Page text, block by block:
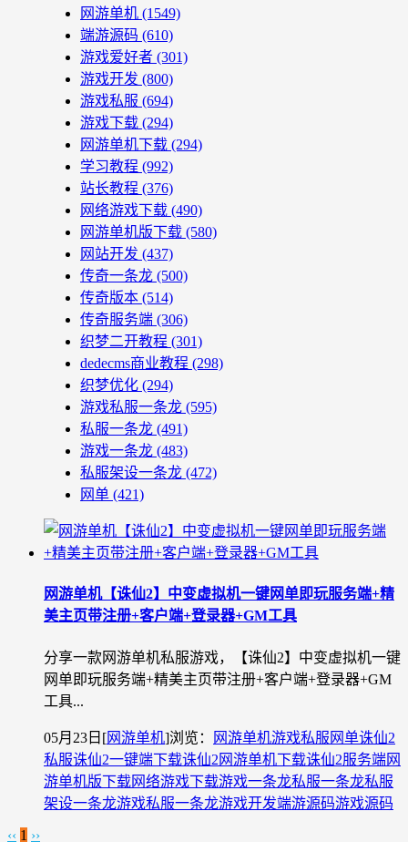
网游单机 (1549)
端游源码 (610)
游戏爱好者 (301)
游戏开发 (800)
游戏私服 (694)
游戏下载 (294)
网游单机下载 (294)
学习教程 (992)
站长教程 (376)
网络游戏下载 (490)
网游单机版下载 (580)
网站开发 (437)
传奇一条龙 (500)
传奇版本 (514)
传奇服务端 (306)
织梦二开教程 (301)
dedecms商业教程 (298)
织梦优化 (294)
游戏私服一条龙 (595)
私服一条龙 (491)
游戏一条龙 (483)
私服架设一条龙 (472)
网单 (421)
网游单机【诛仙2】中变虚拟机一键网单即玩服务端+精
美主页带注册+客户端+登录器+GM工具
分享一款网游单机私服游戏，【诛仙2】中变虚拟机一键
网单即玩服务端+精美主页带注册+客户端+登录器+GM
工具...
05月23日 [网游单机]浏览： 网游单机游戏私服 网单诛仙2
私服诛仙2一键端下载诛仙2网游单机下载诛仙2服务端网
游单机版下载网络游戏下载游戏一条龙私服一条龙私服
架设一条龙游戏私服一条龙游戏开发端游源码游戏源码
‹‹ 1 ››